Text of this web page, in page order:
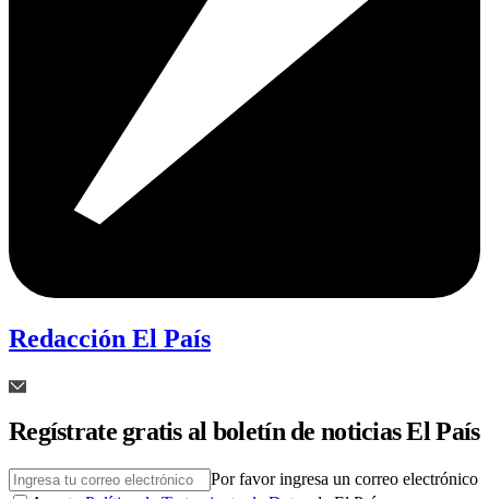
Redacción El País
Regístrate gratis al boletín de noticias El País
Por favor ingresa un correo electrónico